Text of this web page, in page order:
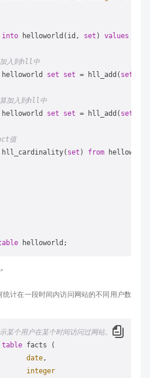
into helloworld(id, set ) values
入到hll中
helloworld set set = hll_add( set
加入到hll中
helloworld set set = hll_add( set
值
hll_cardinality( set ) from
计在一段时间内访问网站的不同用户数
个用户在某个时间访问过网站。
table facts (
date,
integer